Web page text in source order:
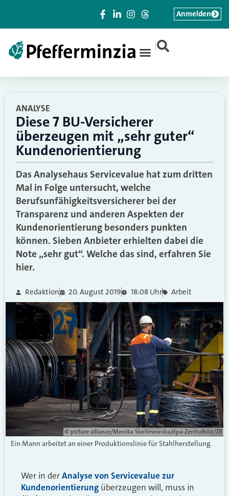
|
Anmelden
ANALYSE
Diese 7 BU-Versicherer
überzeugen mit „sehr guter“
Kundenorientierung
Das Analysehaus Servicevalue hat zum dritten
Mal in Folge untersucht, welche
Berufsunfähigkeitsversicherer bei der
Transparenz und anderen Aspekten der
Kundenorientierung besonders punkten
können. Sieben Anbieter erhielten dabei die
Note „sehr gut“. Welche das sind, erfahren Sie
hier.
Redaktion 20. August 2019 18:08 Uhr Arbeit
© picture alliance/Monika Skolimowska/dpa-Zentralbild/ZB
Ein Mann arbeitet an einer Produktionslinie für Stahlherstellung.
Wer in derAnalyse von Servicevalue zur
Kundenorientierung überzeugen will, muss in